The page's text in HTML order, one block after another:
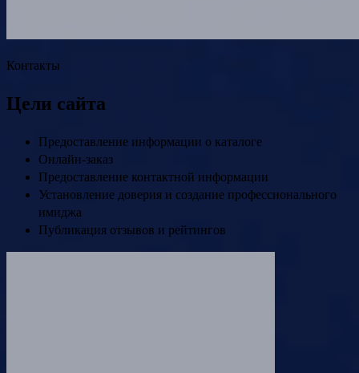
Контакты
Цели сайта
Предоставление информации о каталоге
Онлайн-заказ
Предоставление контактной информации
Установление доверия и создание профессионального
имиджа
Публикация отзывов и рейтингов